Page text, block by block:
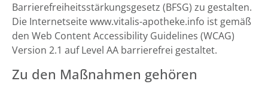
Barrierefreiheitsstärkungsgesetz (BFSG) zu gestalten.
Die Internetseite www.vitalis-apotheke.info ist gemäß
den Web Content Accessibility Guidelines (WCAG)
Version 2.1 auf Level AA barrierefrei gestaltet.
Zu den Maßnahmen gehören